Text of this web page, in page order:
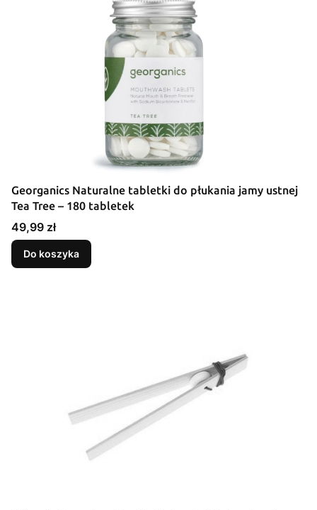
Georganics Naturalne tabletki do płukania jamy ustnej
Tea Tree – 180 tabletek
Cena
49,99 zł
Do koszyka